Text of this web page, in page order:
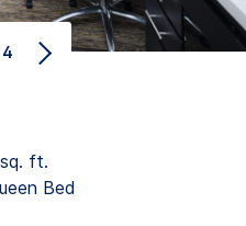
ft.
Bed